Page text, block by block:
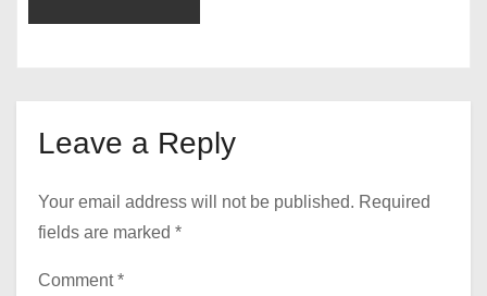
Leave a Reply
Your email address will not be published. Required
fields are marked *
Comment*